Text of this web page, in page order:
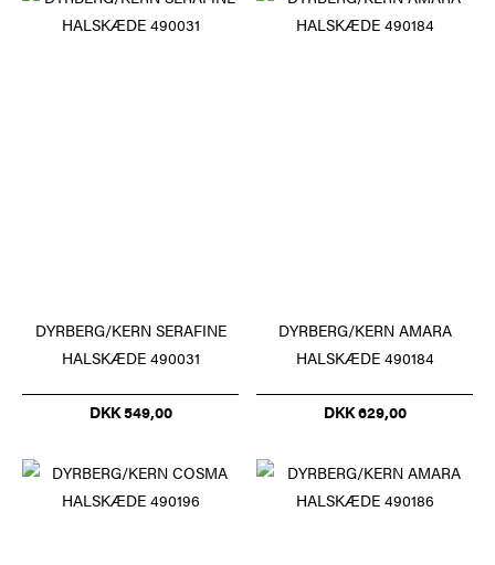
DYRBERG/KERN SERAFINE
HALSKÆDE 490031
DKK 549,00
DYRBERG/KERN AMARA
HALSKÆDE 490184
DKK 629,00